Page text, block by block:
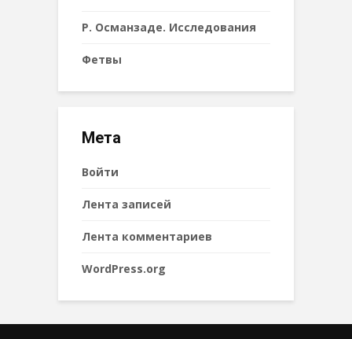
Р. Османзаде. Исследования
Фетвы
Мета
Войти
Лента записей
Лента комментариев
WordPress.org